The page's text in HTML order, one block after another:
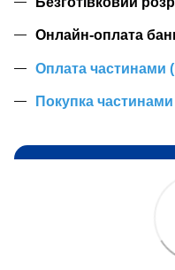
Онлайн-оплата
Оплата частинами
Покупка